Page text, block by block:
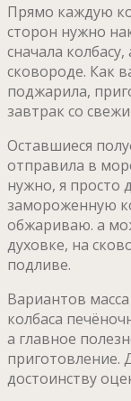
Прямо каждую
сторон нужно
сначала
сковороде. Как
поджарила,
завтрак со
Оставшиеся
отправила в
нужно, я просто
замороженную
обжариваю. а
духовке, на
подливе.
Вариантов
колбаса
а главное
достоинству